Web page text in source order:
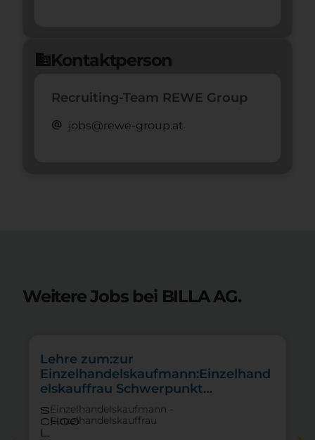
domainKontaktperson
Recruiting-Team REWE Group
alternate_email jobs@rewe-group.at
Weitere Jobs bei BILLA AG.
Lehre zum:zur
Einzelhandelskaufmann:Einzelhand
elskauffrau Schwerpunkt
Lebensmittel
s
choo
l
Einzelhandelskaufmann -
Einzelhandelskauffrau